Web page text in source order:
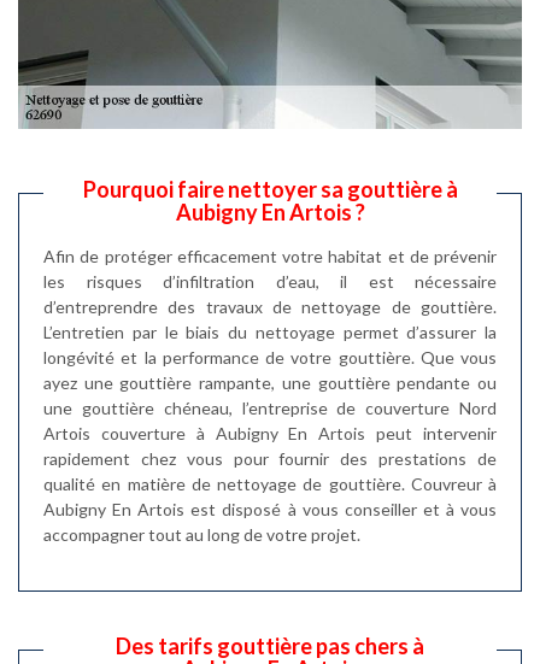
Pourquoi faire nettoyer sa gouttière à
Aubigny En Artois ?
Afin de protéger efficacement votre habitat et de prévenir
les risques d’infiltration d’eau, il est nécessaire
d’entreprendre des travaux de nettoyage de gouttière.
L’entretien par le biais du nettoyage permet d’assurer la
longévité et la performance de votre gouttière. Que vous
ayez une gouttière rampante, une gouttière pendante ou
une gouttière chéneau, l’entreprise de couverture Nord
Artois couverture à Aubigny En Artois peut intervenir
rapidement chez vous pour fournir des prestations de
qualité en matière de nettoyage de gouttière. Couvreur à
Aubigny En Artois est disposé à vous conseiller et à vous
accompagner tout au long de votre projet.
Des tarifs gouttière pas chers à